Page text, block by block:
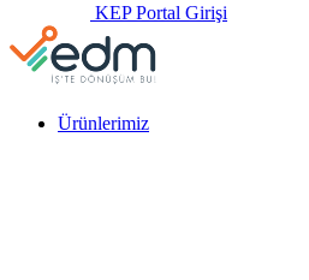
KEP Portal Girişi
Ürünlerimiz